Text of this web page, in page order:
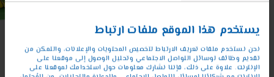
يستخدم هذا الموقع ملفات ارتباط
نحن نستخدم ملفات تعريف الارتباط لتخصيص المحتويات والإعلانات، والتمكن من
تقديم وظائف لوسائل التواصل الاجتماعي وتحليل الوصول إلى موقعنا على
الإنترنت. علاوة على ذلك، فإننا نشارك معلومات حول استخدامك لموقعنا على